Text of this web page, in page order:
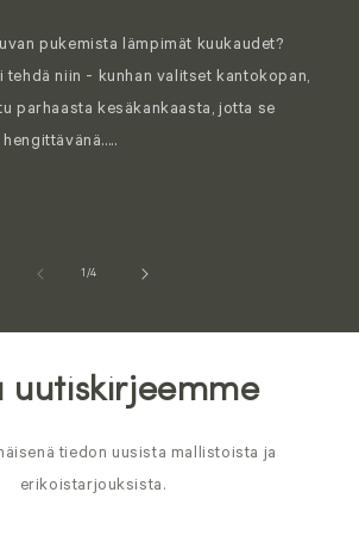
pukemista lämpimät kuukaudet?
tehdä niin - kunhan valitset kantokopan,
parhaasta kesäkankaasta, jotta se
1/
of4
uutiskirjeemme
tiedon uusista mallistoista ja
erikoistarjouksista.